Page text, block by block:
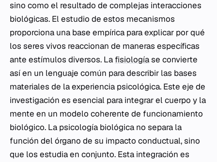
sino como el resultado de complejas interacciones
biológicas. El estudio de estos mecanismos
proporciona una base empírica para explicar por qué
los seres vivos reaccionan de maneras específicas
ante estímulos diversos. La fisiologíase convierte
así en un lenguaje común para describir las bases
materiales de la experiencia psicológica. Este eje de
investigación es esencial para integrar el cuerpo y la
mente en un modelo coherente de funcionamiento
biológico. La psicología biológica no separa la
función del órgano de su impacto conductual, sino
que los estudia en conjunto. Esta integración es